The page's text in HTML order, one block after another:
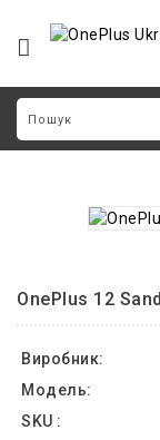
OnePlus 12
Виробник:
Модель:
SKU :